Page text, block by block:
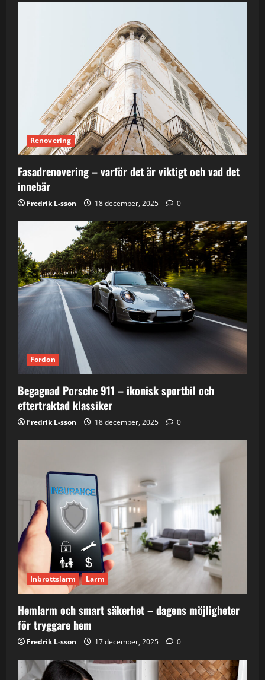
Renovering
Fasadrenovering – varför det är viktigt och vad det
innebär
Fredrik L-sson 18 december, 2025 0
Fordon
Begagnad Porsche 911 – ikonisk sportbil och
eftertraktad klassiker
Fredrik L-sson 18 december, 2025 0
Inbrottslarm Larm
Hemlarm och smart säkerhet – dagens möjligheter
för tryggare hem
Fredrik L-sson 17 december, 2025 0